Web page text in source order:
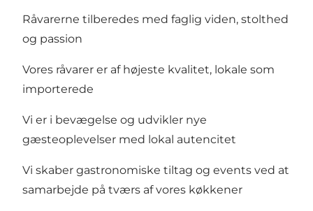
Råvarerne tilberedes med faglig viden, stolthed
og passion
Vores råvarer er af højeste kvalitet, lokale som
importerede
Vi er i bevægelse og udvikler nye
gæsteoplevelser med lokal autencitet
Vi skaber gastronomiske tiltag og events ved at
samarbejde på tværs af vores køkkener